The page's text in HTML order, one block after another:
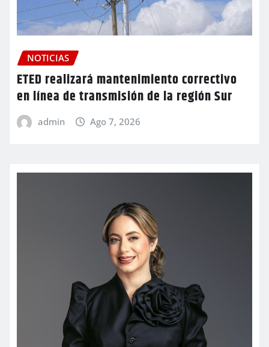
NOTICIAS
ETED realizará mantenimiento correctivo
en línea de transmisión de la región Sur
admin Ago 7, 2026